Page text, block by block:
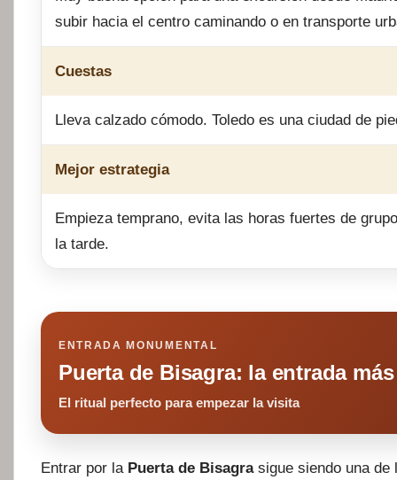
subir hacia el centro caminando o en transporte
Cuestas
Lleva calzado cómodo. Toledo es una ciudad de
Mejor estrategia
Empieza temprano, evita las horas fuertes de
la tarde.
ENTRADA MONUMENTAL
Puerta de Bisagra: la entrada
El ritual perfecto para empezar la visita
Entrar por la Puerta de Bisagrasigue siendo una de